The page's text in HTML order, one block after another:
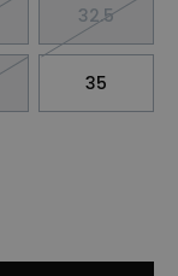
32.5
35